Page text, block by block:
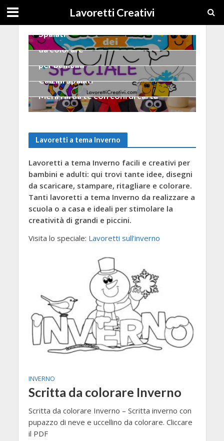
Lavoretti Creativi
Spaiati
INVERNO
La Giornata dei Calzini Spaiati
da colorare
INVERNO
Inverno lavoretti e addobbi
per bambini
Lavoretti per la Giornata dei
Calzini Spaiati
INVERNO
Merli fai da te con coni di carta
Lavoretti a tema Inverno
Lavoretti a tema Inverno facili e creativi per
bambini e adulti: qui trovi tante idee, disegni
da scaricare, stampare, ritagliare e colorare.
Tanti lavoretti a tema Inverno da realizzare a
scuola o a casa e ideali per stimolare la
creatività di grandi e piccini.
Visita lo speciale: Lavoretti sull’inverno
INVERNO
Scritta da colorare Inverno
Scritta da colorare Inverno – Scritta inverno con
pupazzo di neve e uccellino da colorare. Cliccare
il PDF